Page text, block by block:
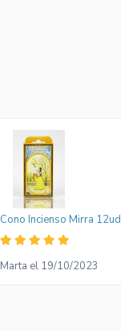
Cono Incienso Mirra 12ud
Marta el 19/10/2023